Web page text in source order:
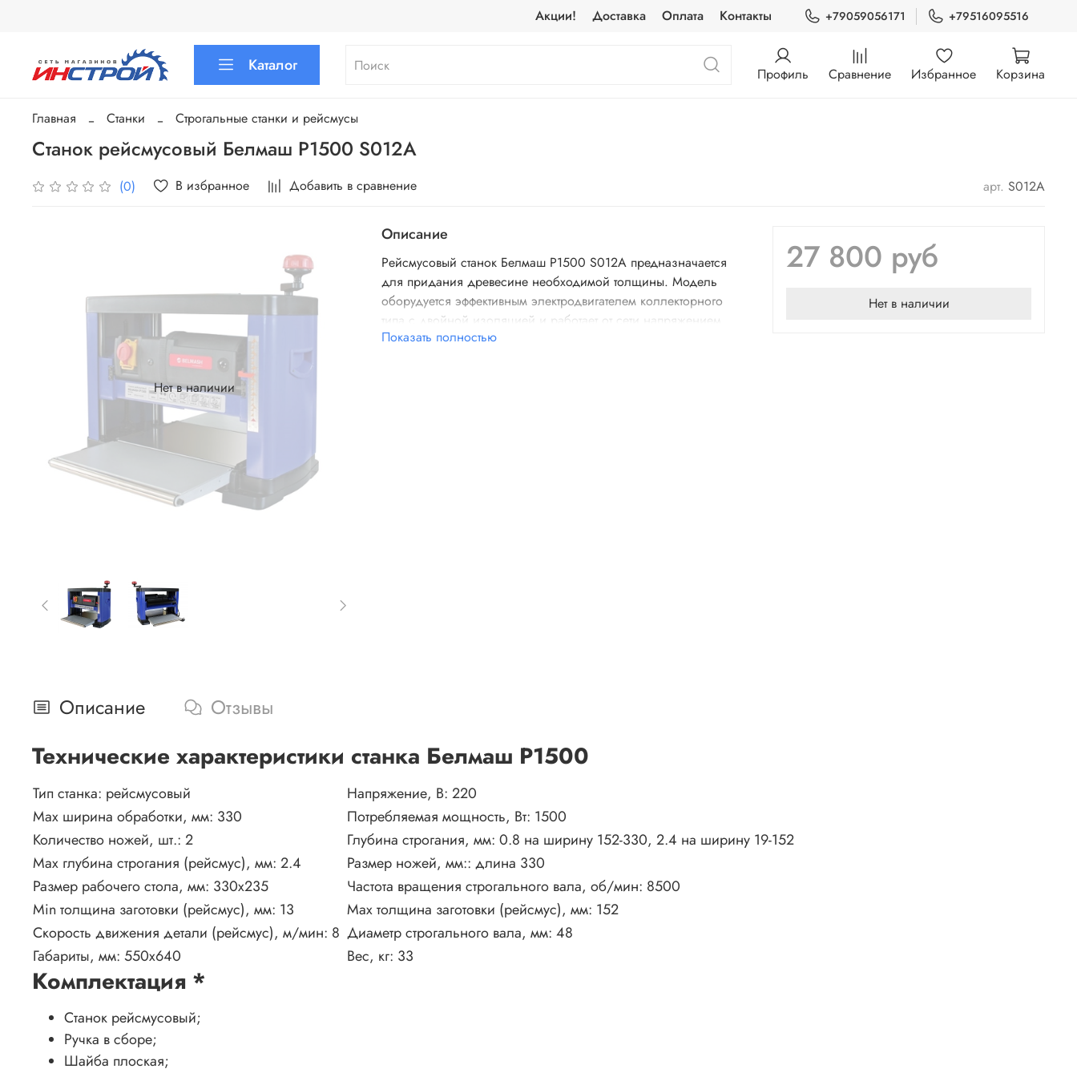
Акции! Доставка Оплата Контакты +79059056171 +79516095516
Каталог Профиль Сравнение Избранное Корзина
Главная Станки Строгальные станки и рейсмусы
Станок рейсмусовый Белмаш P1500 S012A
(0) В избранное Добавить в сравнение арт. S012A
Нет в наличии
Описание
Рейсмусовый станок Белмаш P1500 S012A предназначается
для придания древесине необходимой толщины. Модель
оборудуется эффективным электродвигателем коллекторного
типа с двойной изоляцией и работает от сети напряжением
220 В. Токовый предохранитель защищает двигатель от
Показать полностью
27 800 руб
Нет в наличии
Описание Отзывы
Технические характеристики станка Белмаш P1500
Тип станка: рейсмусовый Напряжение, В: 220
Max ширина обработки, мм: 330 Потребляемая мощность, Вт: 1500
Количество ножей, шт.: 2 Глубина строгания, мм: 0.8 на ширину 152-330, 2.4 на ширину 19-152
Max глубина строгания (рейсмус), мм: 2.4 Размер ножей, мм:: длина 330
Размер рабочего стола, мм: 330х235 Частота вращения строгального вала, об/мин: 8500
Min толщина заготовки (рейсмус), мм: 13 Max толщина заготовки (рейсмус), мм: 152
Скорость движения детали (рейсмус), м/мин: 8 Диаметр строгального вала, мм: 48
Габариты, мм: 550х640 Вес, кг: 33
Комплектация *
Станок рейсмусовый;
Ручка в сборе;
Шайба плоская;